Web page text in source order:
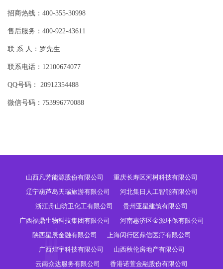
招商热线：400-355-30998
售后服务：400-922-43611
联 系 人：罗先生
联系电话：12100674077
QQ号码： 20912354488
微信号码：753996770088
山西凡芳能源股份有限公司
重庆长寿区河树科技有限公司
辽宁葫芦岛天瑞旅游有限公司
河北集日人工智能有限公司
浙江舟山昉卫化工有限公司
贵州亚星建筑有限公司
广西福鼎生物科技集团有限公司
河南惠济区金源环保有限公司
陕西星辰金融有限公司
上海闵行区鼎信医疗有限公司
广西煌宇科技有限公司
山西秋伦房地产有限公司
云南众达服务有限公司
香港诺萱金融股份有限公司